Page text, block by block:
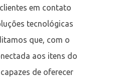
em contato
tecnológicas
que, com o
aos itens do
de oferecer